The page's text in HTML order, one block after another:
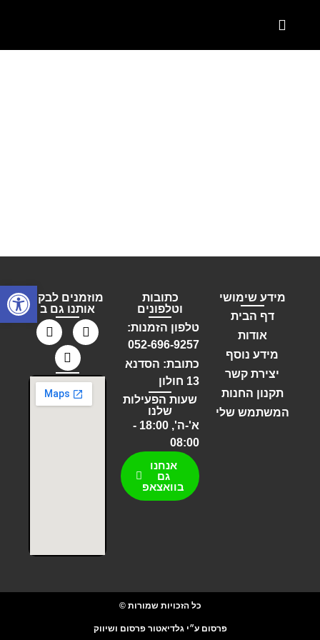
פתח
מידע שימושי
דף הבית
אודות
מידע נוסף
יצירת קשר
תקנון החנות
המשתמש שלי
כתובות
וטלפונים
טלפון הזמנות:
052-696-9257
כתובת: הסדנא
13 חולון
שעות הפעילות
שלנו
א'-ה', 18:00 -
08:00
אנחנו
גם
בוואצאפ
מוזמנים לבקר
אותנו גם ב
כל הזכויות שמורות ©
פרסום ע״י גלדיאטור פרסום ושיווק